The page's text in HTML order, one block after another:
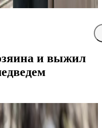
и выжил